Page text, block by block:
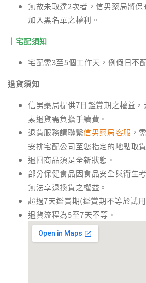
無故未取達2次者，信男藥局將
加入黑名單之權利。
｜宅配須知
宅配需3至5個工作天，例假日不
退貨須知
信男藥局提供7日鑑賞期之權益
素退貨需負擔手續費。
退貨服務請聯繫信男藥局客服 ，
安排宅配公司至您指定的地點取
退回商品須是全新狀態。
部分保健食品因食品安全與衛生
無法享退換貨之權益。
超過7天鑑賞期(鑑賞期不等於試
退貨流程為5至7天不等。